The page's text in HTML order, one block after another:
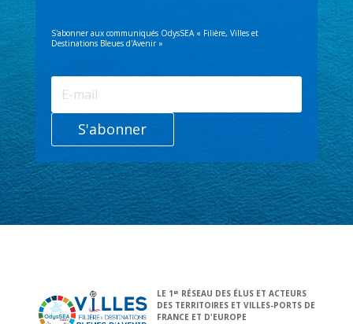
S'abonner aux communiqués OdysSEA « Filière, Villes et
Destinations Bleues d'Avenir »
S'abonner
LE 1 ER
RÉSEAU DES ÉLUS ET ACTEURS
DES TERRITOIRES ET VILLES-PORTS DE
FRANCE ET D'EUROPE